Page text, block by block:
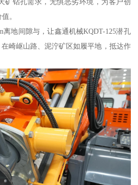
。
离地间隙与，让鑫通机械KQDT-125潜孔
崎岖山路、泥泞矿区如履平地，抵达作